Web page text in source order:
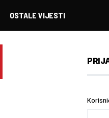
OSTALE VIJESTI